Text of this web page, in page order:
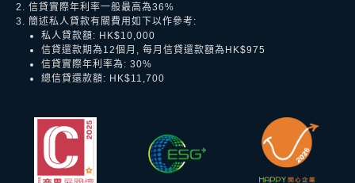
2. 信貸實際年利率一般最高為36%
3. 簡述私人貸款有關費用如下以作參考:
私人貸款額: HK$10,000
信貸還款期為12個月, 每月信貸還款額為HK$975
信貸實際年利率為: 30%
總信貸還款額: HK$11,700